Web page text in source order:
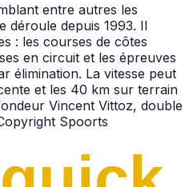
entre autres les
déroule depuis 1993. Il
: les courses de côtes
en circuit et les épreuves
élimination. La vitesse peut
et les 40 km sur terrain
Vincent Vittoz, double
Spoorts